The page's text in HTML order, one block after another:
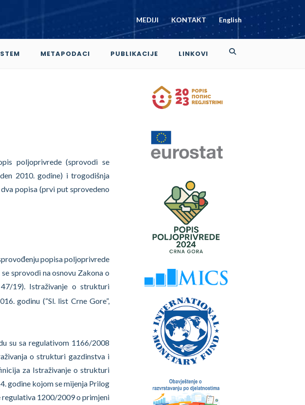
MEDIJI KONTAKT English
METAPODACI PUBLIKACIJE LINKOVI
poljoprivrede (sprovodi se
2010. godine) i trogodišnja
popisa (prvi put sprovedeno
popisa poljoprivrede
sprovodi na osnovu Zakona o
47/19). Istraživanje o strukturi
godinu (“Sl. list Crne Gore”,
su sa regulativom 1166/2008
o strukturi gazdinstva i
za Istraživanje o strukturi
godine kojom se mijenja Prilog
1200/2009 o primjeni